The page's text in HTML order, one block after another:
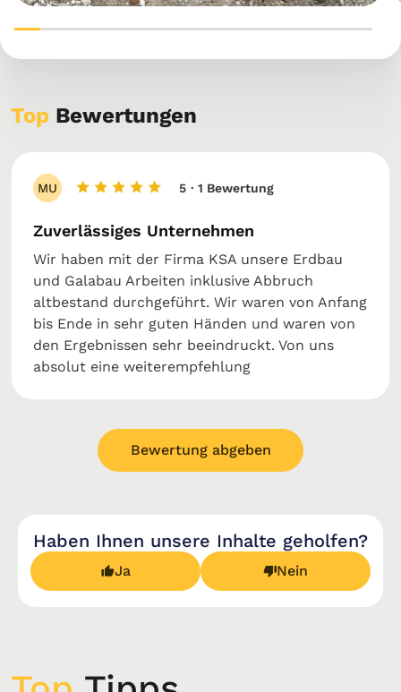
Top Bewertungen
MU 5 · 1 Bewertung
Zuverlässiges Unternehmen
Wir haben mit der Firma KSA unsere Erdbau
und Galabau Arbeiten inklusive Abbruch
altbestand durchgeführt. Wir waren von Anfang
bis Ende in sehr guten Händen und waren von
den Ergebnissen sehr beeindruckt. Von uns
absolut eine weiterempfehlung
Bewertung abgeben
Haben Ihnen unsere Inhalte geholfen?
Ja Nein